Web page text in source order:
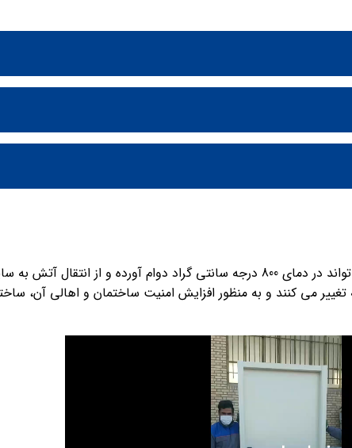
به دربی گفته می شود که معمولا تا حداکثر 4 ساعت می تواند در دمای 800 درجه سانتی گراد دوام
می کنند و به منظور افزایش امنیت ساختمان و اهالی آن،